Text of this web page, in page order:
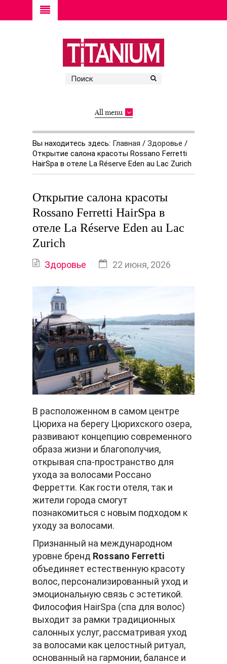
All menu
Вы находитесь здесь: Главная / Здоровье /
Открытие салона красоты Rossano Ferretti
HairSpa в отеле La Réserve Eden au Lac Zurich
Открытие салона красоты
Rossano Ferretti HairSpa в
отеле La Réserve Eden au Lac
Zurich
Здоровье 22 июня, 2026
В расположенном в самом центре
Цюриха на берегу Цюрихского озера,
развивают концепцию современного
образа жизни и благополучия,
открывая спа-пространство для
ухода за волосами Россано
Ферретти. Как гости отеля, так и
жители города смогут
познакомиться с новым подходом к
уходу за волосами.
Признанный на международном
уровне бренд Rossano Ferretti
объединяет естественную красоту
волос, персонализированный уход и
эмоциональную связь с эстетикой.
Философия HairSpa (спа для волос)
выходит за рамки традиционных
салонных услуг, рассматривая уход
за волосами как целостный ритуал,
основанный на гармонии, балансе и